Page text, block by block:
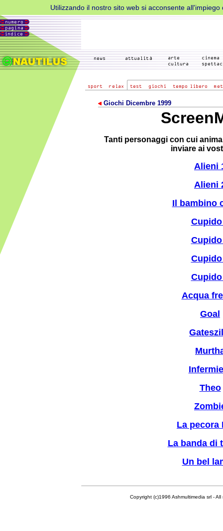
Utilizzando il nostro sito web si acconsente
Giochi Dicembre 1999
Tanti personaggi con cui
inviare ai
Alieni
Alieni
Il bambino
Cupido
Cupido
Cupido
Cupido
Acqua
Goal
Theo
La pecora
La banda di
Un bel
Copyright (c)1996 Ashmultimedia srl - All